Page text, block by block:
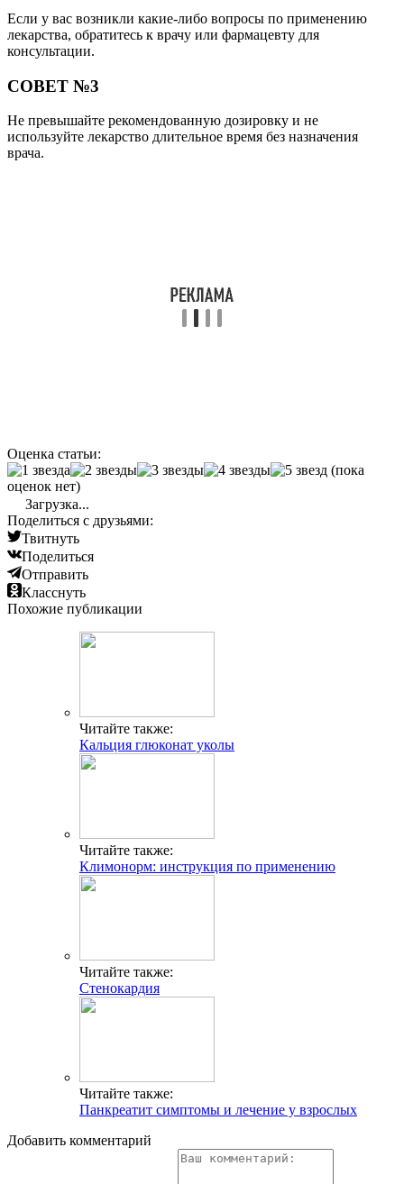
Если у вас возникли какие-либо вопросы по применению
лекарства, обратитесь к врачу или фармацевту для
консультации.
СОВЕТ №3
Не превышайте рекомендованную дозировку и не
используйте лекарство длительное время без назначения
врача.
Оценка статьи:
(пока
оценок нет)
Загрузка...
Поделиться с друзьями:
Твитнуть
Поделиться
Отправить
Класснуть
Похожие публикации
Читайте также:
Кальция глюконат уколы
Читайте также:
Климонорм: инструкция по применению
Читайте также:
Стенокардия
Читайте также:
Панкреатит симптомы и лечение у взрослых
Добавить комментарий